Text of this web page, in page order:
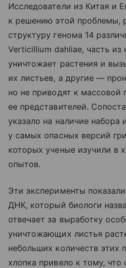
Исследователи из Китая и
к решению этой проблемы,
структуру генома 14
Verticillium dahliae, часть
уничтожает растения и
их листьев, а другие —
но не приводят к массовой
ее представителей.
указало на наличие набора
у самых опасных версий
которых ученые изучили в
опытов.
Эти эксперименты
ДНК, который биологи
отвечает за выработку
уничтожающих листья
небольших количеств этих
хлопка привело к тому,